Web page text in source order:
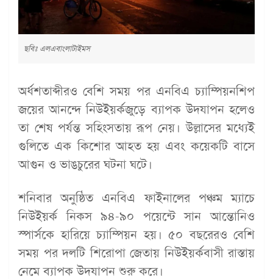
ছবিঃ এলএবাংলাটাইমস
অর্ধশতাব্দীরও বেশি সময় পর এনবিএ চ্যাম্পিয়নশিপ
জয়ের আনন্দে নিউইয়র্কজুড়ে ব্যাপক উদযাপন হলেও
তা শেষ পর্যন্ত সহিংসতায় রূপ নেয়। উল্লাসের মধ্যেই
গুলিতে এক কিশোর আহত হয় এবং কয়েকটি বাসে
আগুন ও ভাঙচুরের ঘটনা ঘটে।
শনিবার অনুষ্ঠিত এনবিএ ফাইনালের পঞ্চম ম্যাচে
নিউইয়র্ক নিকস ৯৪-৯০ পয়েন্টে সান আন্তোনিও
স্পার্সকে হারিয়ে চ্যাম্পিয়ন হয়। ৫০ বছরেরও বেশি
সময় পর দলটি শিরোপা জেতায় নিউইয়র্কবাসী রাস্তায়
নেমে ব্যাপক উদযাপন শুরু করে।